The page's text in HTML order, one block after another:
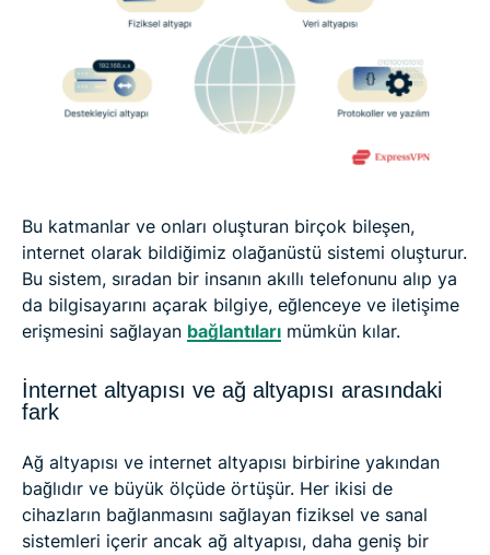
Bu katmanlar ve onları oluşturan birçok bileşen,
internet olarak bildiğimiz olağanüstü sistemi oluşturur.
Bu sistem, sıradan bir insanın akıllı telefonunu alıp ya
da bilgisayarını açarak bilgiye, eğlenceye ve iletişime
erişmesini sağlayan bağlantıları mümkün kılar.
İnternet altyapısı ve ağ altyapısı arasındaki
fark
Ağ altyapısı ve internet altyapısı birbirine yakından
bağlıdır ve büyük ölçüde örtüşür. Her ikisi de
cihazların bağlanmasını sağlayan fiziksel ve sanal
sistemleri içerir ancak ağ altyapısı, daha geniş bir